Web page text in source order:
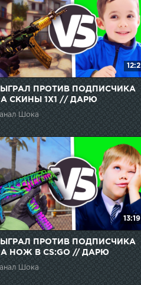
12:2
ПРОТИВ ПОДПИСЧИКА
СКИНЫ 1Х1 // ДАРЮ
СКИНЫ ЗА
l CS:GO
Шока
13:19
ПРОТИВ ПОДПИСЧИКА
НОЖ В CS:GO // ДАРЮ
СКИНЫ ЗА
Шока